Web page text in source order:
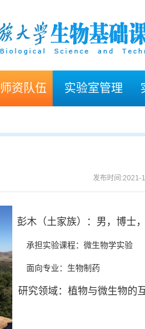
师资队伍 实验室管理
发布时间
彭木（土家族）：男， 博士
承担实验课程：微生物学实验
面向专业：生物制药
研究领域： 植物与微生物的